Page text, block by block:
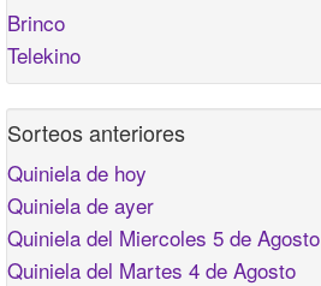
Brinco
Telekino
Sorteos anteriores
Quiniela de hoy
Quiniela de ayer
Quiniela del Miercoles 5 de Agosto
Quiniela del Martes 4 de Agosto